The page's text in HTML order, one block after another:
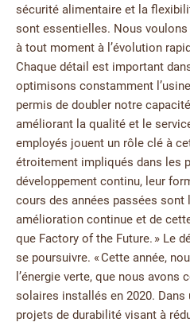
sécurité alimentaire et la
sont essentielles. Nous voulons
à tout moment à l’évolution
Chaque détail est important
optimisons constamment
permis de doubler notre
améliorant la qualité et le
employés jouent un rôle clé à
étroitement impliqués dans les
développement continu, leur
cours des années passées sont
amélioration continue et de
que Factory of the Future. » Le
se poursuivre. « Cette année,
l’énergie verte, que nous avons
solaires installés en 2020. Dans
projets de durabilité visant à